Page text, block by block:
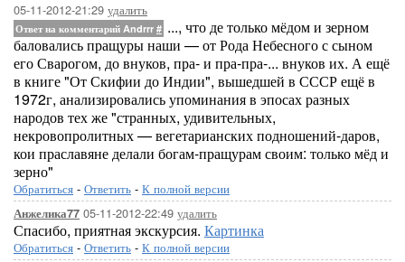
05-11-2012-21:29 удалить
Ответ на комментарий Andrrr # ..., что де только мёдом и зерном
баловались пращуры наши — от Рода Небесного с сыном
его Сварогом, до внуков, пра- и пра-пра-... внуков их. А ещё
в книге "От Скифии до Индии", вышедшей в СССР ещё в
1972г, анализировались упоминания в эпосах разных
народов тех же "странных, удивительных,
некровопролитных — вегетарианских подношений-даров,
кои праславяне делали богам-пращурам своим: только мёд и
зерно"
Обратиться - Ответить - К полной версии
Анжелика77 05-11-2012-22:49 удалить
Спасибо, приятная экскурсия. Картинка
Обратиться - Ответить - К полной версии